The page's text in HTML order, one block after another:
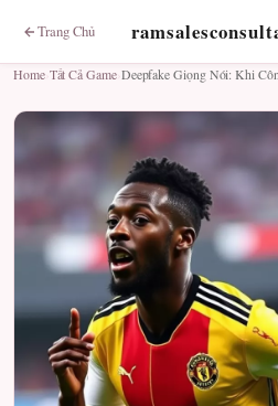
Trang Chủ
Home› Tất Cả Game› Deepfake Giọng Nói: Khi